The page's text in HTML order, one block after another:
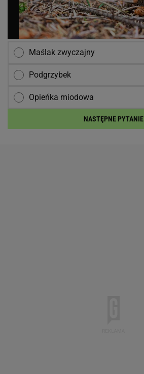
Maślak zwyczajny
Podgrzybek
Opieńka miodowa
NASTĘPNE PYTANIE